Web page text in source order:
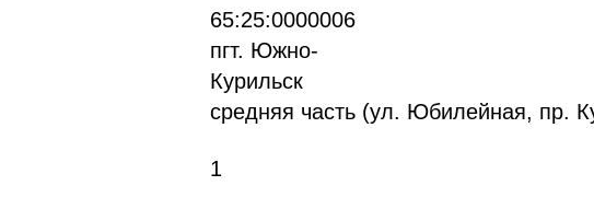
пгт. Южно-
средняя часть (ул. Юбилейная, пр.
1